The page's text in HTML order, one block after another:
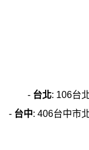
- 台北: 106台
- 台中: 406台中市